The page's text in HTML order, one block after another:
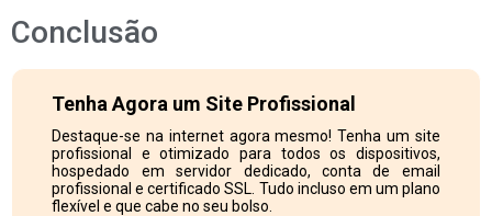
Conclusão
Tenha Agora um Site Profissional
Destaque-se na internet agora mesmo! Tenha um site
profissional e otimizado para todos os dispositivos,
hospedado em servidor dedicado, conta de email
profissional e certificado SSL. Tudo incluso em um plano
flexível e que cabe no seu bolso.